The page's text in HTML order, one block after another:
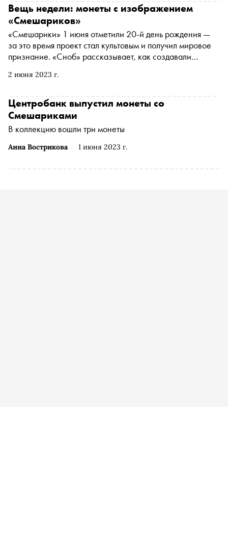
Искусство быть круглым» , посвященная главным
персонажам, их архетипическим образам и миссии. Об
основных философских идеях легендарного проекта — в
материале «Сноба»
2 июня 2023 г.
Вещь недели: монеты с изображением
«Смешариков»
«Смешарики» 1 июня отметили 20-й день рождения —
за это время проект стал культовым и получил мировое
признание. «Сноб» рассказывает, как создавали
Центробанк выпустил к юбилею
Анна Вострикова 1 июня 2023 г.
Центробанк выпустил монеты со
Смешариками
В коллекцию вошли три монеты